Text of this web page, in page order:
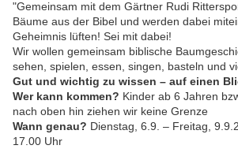
"Gemeinsam mit dem Gärtner Rudi
Bäume aus der Bibel und werden dabei
Geheimnis lüften! Sei mit dabei!
Wir wollen gemeinsam biblische
sehen, spielen, essen, singen, basteln und
Gut und wichtig zu wissen – auf einen
Wer kann kommen? Kinder ab 6 Jahren
nach oben hin ziehen wir keine Grenze
Wann genau? Dienstag, 6.9. – Freitag,
17.00 Uhr